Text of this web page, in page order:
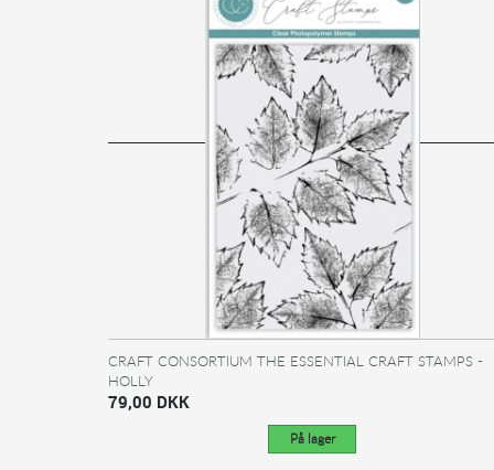
CRAFT CONSORTIUM THE ESSENTIAL CRAFT STAMPS -
HOLLY
79,00 DKK
På lager